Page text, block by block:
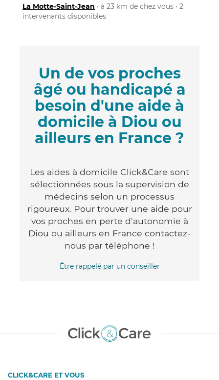
La Motte-Saint-Jean • à 23 km de chez vous • 2
intervenants disponibles
Un de vos proches
âgé ou handicapé a
besoin d'une aide à
domicile à Diou ou
ailleurs en France ?
Les aides à domicile Click&Care sont
sélectionnées sous la supervision de
médecins selon un processus
rigoureux. Pour trouver une aide pour
vos proches en perte d'autonomie à
Diou ou ailleurs en France contactez-
nous par téléphone !
Être rappelé par un conseiller
CLICK&CARE ET VOUS